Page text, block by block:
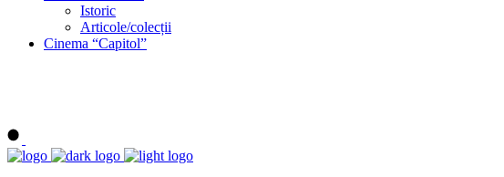
Istoric
Articole/colecții
Cinema “Capitol”